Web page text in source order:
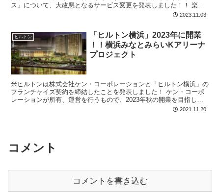
ス」について、大改悪となるサービス変更を発表しました！！ 楽天
2023.11.03
ヒルトン
「ヒルトン横浜」2023年に開業
！！横浜みなとみらいKアリーナ
プロジェクト
米ヒルトンは株式会社ケン・コーポレーションと「ヒルトン横浜」の
フランチャイズ契約を締結したことを発表しました！ ケン・コーポ
レーションが所有、運営を行うもので、2023年秋の開業を目指して
2021.11.20
コメント
コメントを書き込む